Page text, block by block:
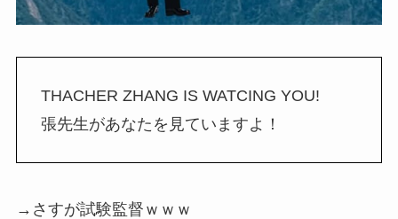
THACHER ZHANG IS WATCING YOU!
張先生があなたを見ていますよ！
→さすが試験監督ｗｗｗ